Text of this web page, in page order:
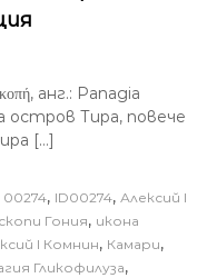
анг.: Panagia
остров Тира, повече
[…]
00274, ID00274, Алексий I
Гония, икона
I Комнин, Камари,
Гликофилуза,